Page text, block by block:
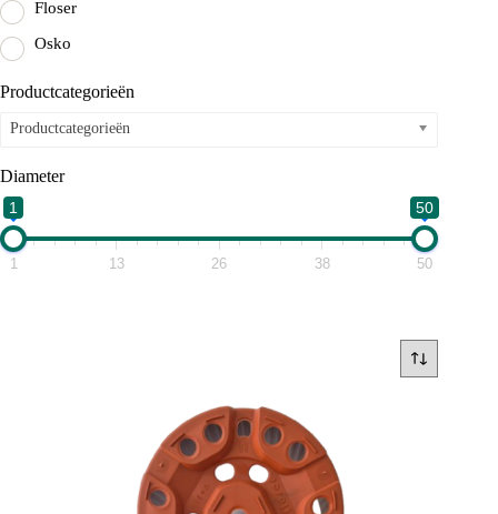
Floser
Osko
Productcategorieën
Productcategorieën
Diameter
1 50
1 13 26 38 50